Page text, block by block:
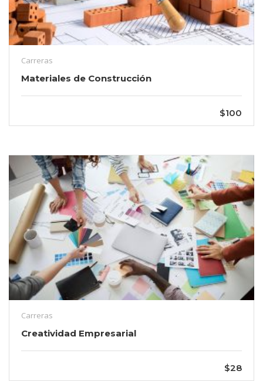
Carreras
Materiales de Construcción
$100
Carreras
Creatividad Empresarial
$28